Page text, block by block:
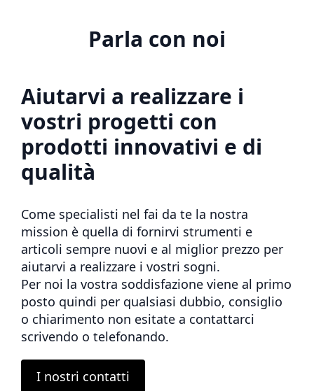
Parla con noi
Aiutarvi a realizzare i
vostri progetti con
prodotti innovativi e di
qualità
Come specialisti nel fai da te la nostra
mission è quella di fornirvi strumenti e
articoli sempre nuovi e al miglior prezzo per
aiutarvi a realizzare i vostri sogni.
Per noi la vostra soddisfazione viene al primo
posto quindi per qualsiasi dubbio, consiglio
o chiarimento non esitate a contattarci
scrivendo o telefonando.
I nostri contatti